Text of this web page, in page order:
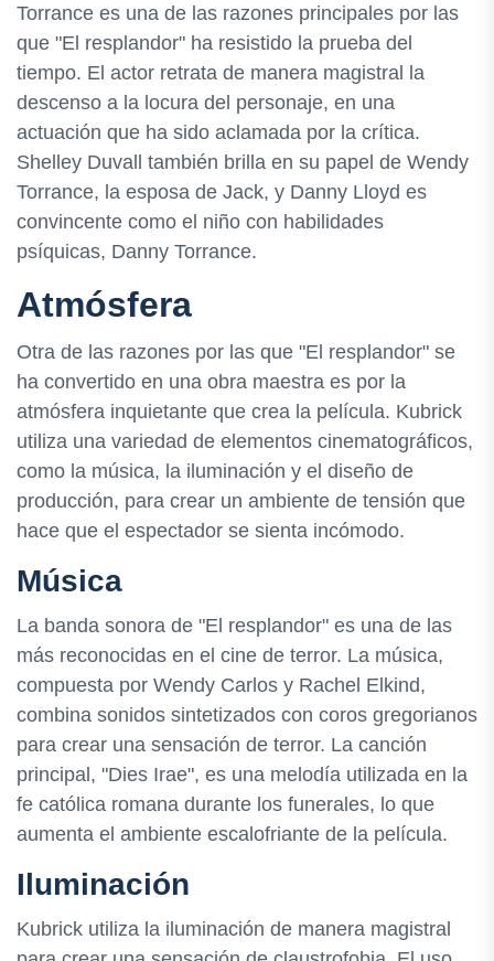
Torrance es una de las razones principales por las
que "El resplandor" ha resistido la prueba del
tiempo. El actor retrata de manera magistral la
descenso a la locura del personaje, en una
actuación que ha sido aclamada por la crítica.
Shelley Duvall también brilla en su papel de Wendy
Torrance, la esposa de Jack, y Danny Lloyd es
convincente como el niño con habilidades
psíquicas, Danny Torrance.
Atmósfera
Otra de las razones por las que "El resplandor" se
ha convertido en una obra maestra es por la
atmósfera inquietante que crea la película. Kubrick
utiliza una variedad de elementos cinematográficos,
como la música, la iluminación y el diseño de
producción, para crear un ambiente de tensión que
hace que el espectador se sienta incómodo.
Música
La banda sonora de "El resplandor" es una de las
más reconocidas en el cine de terror. La música,
compuesta por Wendy Carlos y Rachel Elkind,
combina sonidos sintetizados con coros gregorianos
para crear una sensación de terror. La canción
principal, "Dies Irae", es una melodía utilizada en la
fe católica romana durante los funerales, lo que
aumenta el ambiente escalofriante de la película.
Iluminación
Kubrick utiliza la iluminación de manera magistral